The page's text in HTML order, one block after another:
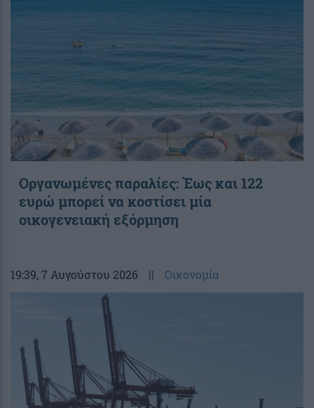
Οργανωμένες παραλίες: Έως και 122
ευρώ μπορεί να κοστίσει μία
οικογενειακή εξόρμηση
19:39, 7 Αυγούστου 2026 || Οικονομία